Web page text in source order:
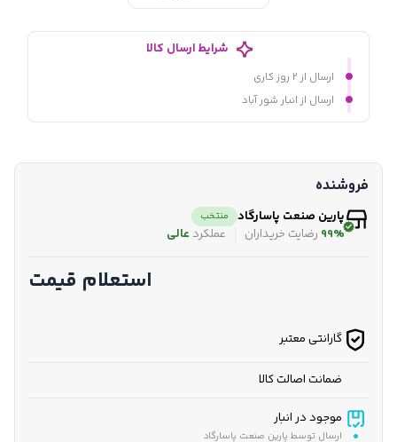
شرایط ارسال کالا
ارسال از ۲ روز کاری
ارسال از انبار شور آباد
فروشنده
پارین صنعت پاسارگاد منتخب
99% رضایت خریداران عملکرد عالی
استعلام قیمت
گارانتی معتبر
ضمانت اصالت کالا
موجود در انبار
ارسال توسط پارین صنعت پاسارگاد